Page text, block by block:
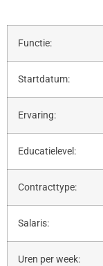
Functie:
Startdatum:
Ervaring:
Educatielevel:
Contracttype:
Salaris:
Uren per week: